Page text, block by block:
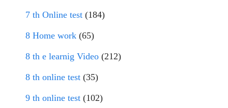
7 th Online test (184)
8 Home work (65)
8 th e learnig Video (212)
8 th online test (35)
9 th online test (102)